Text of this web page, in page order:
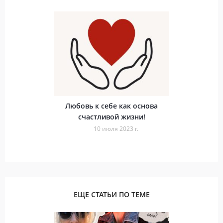
Любовь к себе как основа
счастливой жизни!
10 июля 2023 г.
ЕЩЕ СТАТЬИ ПО ТЕМЕ